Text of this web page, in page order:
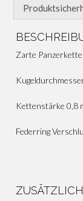
Zarte
Kettenstärke 0,8
Federring